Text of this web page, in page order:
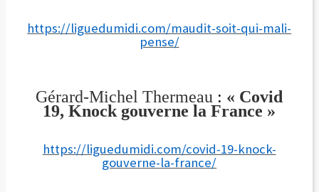
https://liguedumidi.com/maudit-soit-qui-mali-
pense/
Gérard-Michel Thermeau : « Covid
19, Knock gouverne la France »
https://liguedumidi.com/covid-19-knock-
gouverne-la-france/